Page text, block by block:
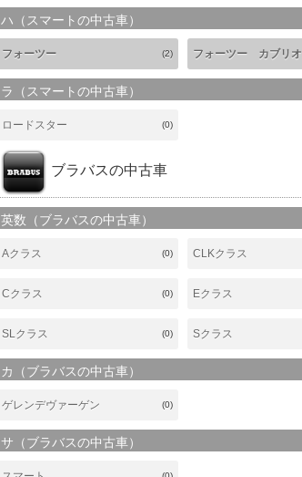
ハ（スマートの中古車）
フォーツー (2) フォーツー カブリオ
ラ（スマートの中古車）
ロードスター (0)
ブラバスの中古車
英数（ブラバスの中古車）
Aクラス (0) CLKクラス
Cクラス (0) Eクラス
SLクラス (0) Sクラス
カ（ブラバスの中古車）
ゲレンデヴァーゲン (0)
サ（ブラバスの中古車）